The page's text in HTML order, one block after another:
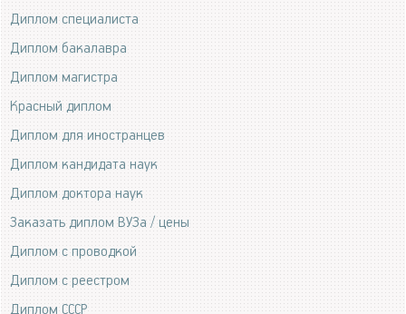
Диплом специалиста
Диплом бакалавра
Диплом магистра
Красный диплом
Диплом для иностранцев
Диплом кандидата наук
Диплом доктора наук
Заказать диплом ВУЗа / цены
Диплом с проводкой
Диплом с реестром
Диплом СССР